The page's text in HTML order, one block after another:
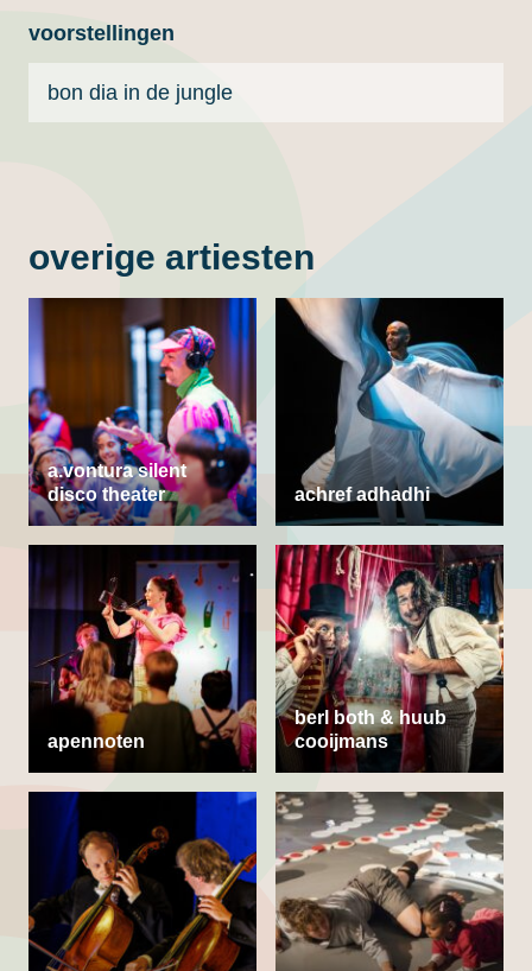
voorstellingen
bon dia in de jungle
overige artiesten
a.vontura silent
disco theater
achref adhadhi
apennoten
berl both & huub
cooijmans